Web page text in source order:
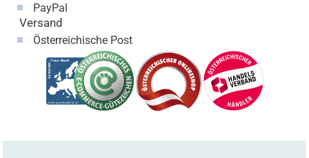
PayPal
Versand
Österreichische Post